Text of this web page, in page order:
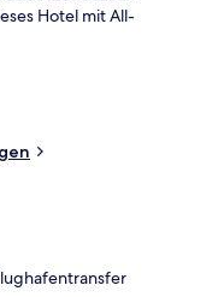
Hotel mit All-